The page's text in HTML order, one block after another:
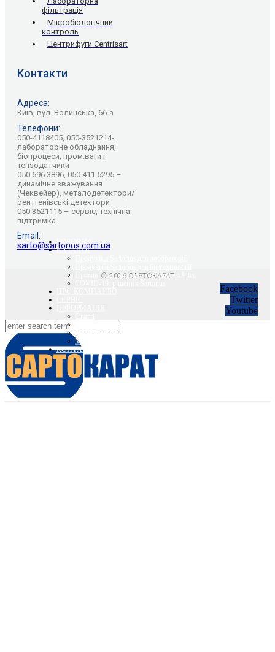
фільтрація
Мікробіологічний
контроль
Центрифуги Centrisart
Контакти
Адреса:
Київ, вул. Волинська, 66-а
Телефони:
050-4118405, 050-3521214-
лабораторне обладнання,
біопроцеси, пром.ваги і
тензодатчики
050 696 3896, 050 411 5295 –
динамічне зважування
(Чеквейер), металодетектори/
рентгенівські детектори
050 3521115 – сервіс, технічна
підтримка
Email:
sarto@sartorius.com.ua
© 2026 САРТОКАРАТ
Facebook
Twitter
Youtube
ГОЛОВНА
КАТАЛОГ
Промислове обладнання Minebea Intec
Вебінари Sartorius та Minebea Intec
Sartorius Відео
Minebea Intec Відео
КОНТАКТИ